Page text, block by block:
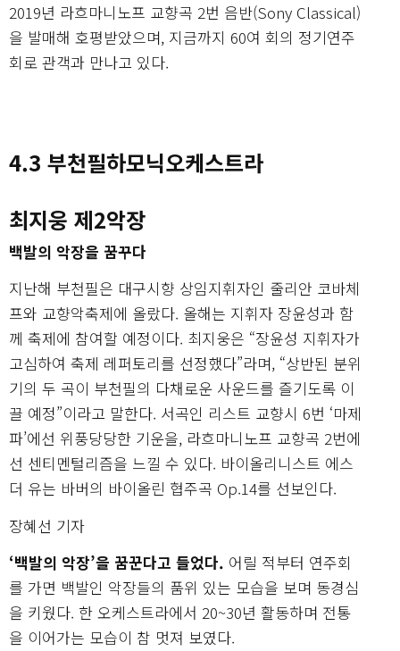
2019년 라흐마니노프 교향곡 2번 음반(Sony Classical)
을 발매해 호평받았으며, 지금까지 60여 회의 정기연주
회로 관객과 만나고 있다.
4.3 부천필하모닉오케스트라
최지웅 제2악장
백발의 악장을 꿈꾸다
지난해 부천필은 대구시향 상임지휘자인 줄리안 코바체
프와 교향악축제에 올랐다. 올해는 지휘자 장윤성과 함
께 축제에 참여할 예정이다. 최지웅은 “장윤성 지휘자가
고심하여 축제 레퍼토리를 선정했다”라며, “상반된 분위
기의 두 곡이 부천필의 다채로운 사운드를 즐기도록 이
끌 예정”이라고 말한다. 서곡인 리스트 교향시 6번 ‘마제
파’에선 위풍당당한 기운을, 라흐마니노프 교향곡 2번에
선 센티멘털리즘을 느낄 수 있다. 바이올리니스트 에스
더 유는 바버의 바이올린 협주곡 Op.14를 선보인다.
장혜선 기자
‘백발의 악장’을 꿈꾼다고 들었다. 어릴 적부터 연주회
를 가면 백발인 악장들의 품위 있는 모습을 보며 동경심
을 키웠다. 한 오케스트라에서 20~30년 활동하며 전통
을 이어가는 모습이 참 멋져 보였다.